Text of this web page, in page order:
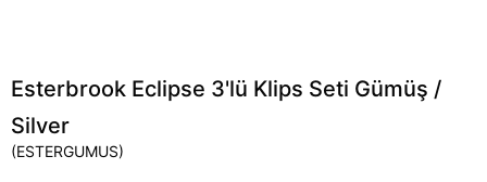
Esterbrook Eclipse 3'lü Klips Seti Gümüş /
Silver
(ESTERGUMUS)